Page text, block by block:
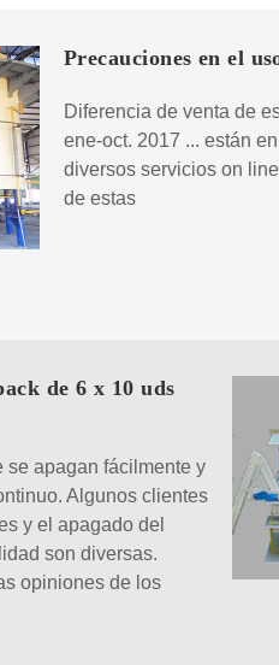
Precauciones en el
Diferencia de venta de
ene-oct. 2017 ... están
diversos servicios on
de estas
de 6 x 10 uds
se apagan fácilmente y
Algunos clientes
y el apagado del
son diversas.
opiniones de los